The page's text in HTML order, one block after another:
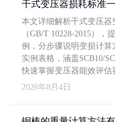
干式变压器损耗标准
本文详细解析干式变压
（GB/T 10228-2015），
例，分步骤说明变损计
实例表格，涵盖SCB10/
快速掌握变压器能效评估
2026年8月4日